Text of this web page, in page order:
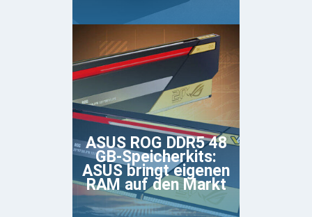
ASUS ROG DDR5 48
GB-Speicherkits:
ASUS bringt eigenen
RAM auf den Markt